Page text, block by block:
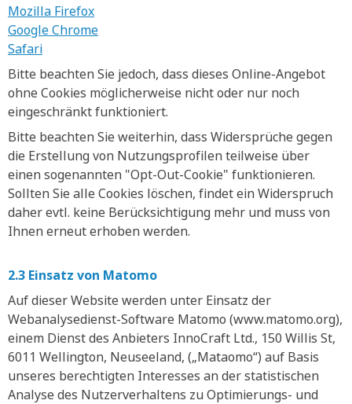
Mozilla Firefox
Google Chrome
Safari
Bitte beachten Sie jedoch, dass dieses Online-Angebot
ohne Cookies möglicherweise nicht oder nur noch
eingeschränkt funktioniert.
Bitte beachten Sie weiterhin, dass Widersprüche gegen
die Erstellung von Nutzungsprofilen teilweise über
einen sogenannten "Opt-Out-Cookie" funktionieren.
Sollten Sie alle Cookies löschen, findet ein Widerspruch
daher evtl. keine Berücksichtigung mehr und muss von
Ihnen erneut erhoben werden.
2.3 Einsatz von Matomo
Auf dieser Website werden unter Einsatz der
Webanalysedienst-Software Matomo (www.matomo.org),
einem Dienst des Anbieters InnoCraft Ltd., 150 Willis St,
6011 Wellington, Neuseeland, („Mataomo“) auf Basis
unseres berechtigten Interesses an der statistischen
Analyse des Nutzerverhaltens zu Optimierungs- und